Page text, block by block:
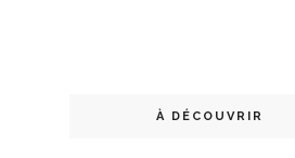
À DÉCOUVRIR